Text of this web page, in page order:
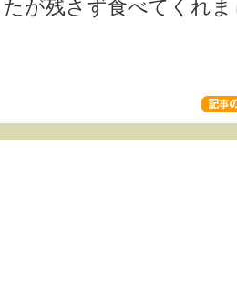
が残さず食べてくれ